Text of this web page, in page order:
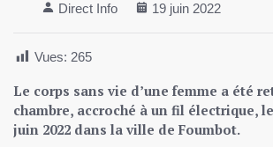
Direct Info 19 juin 2022
Vues: 265
Le corps sans vie d’une femme a été
chambre, accroché à un fil électrique,
juin 2022 dans la ville de Foumbot.